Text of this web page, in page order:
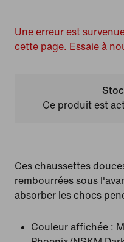
Une erreur est
cette page. Essaie à
Ce produit est
Ces chaussettes
rembourrées sous
absorber les chocs
Couleur affichée :